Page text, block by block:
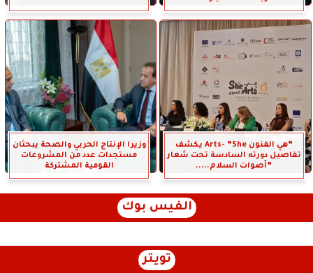
”هي الفنون Arts- ”She يكشف
تفاصيل دورته السادسة تحت شعار
”أصوات السلام.....
وزيرا الإنتاج الحربي والصحة يبحثان
مستجدات عدد من المشروعات
القومية المشتركة
الفيس بوك
تويتر